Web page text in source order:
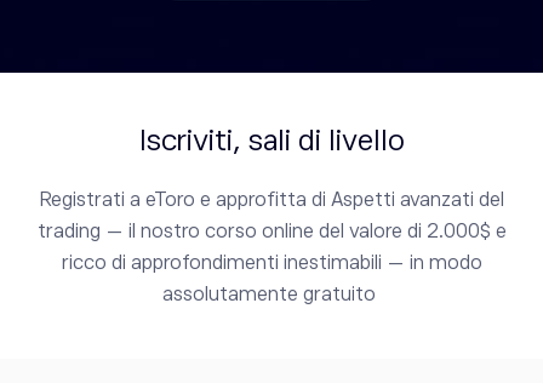
Iscriviti, sali di livello
Registrati a eToro e approfitta di Aspetti avanzati del
trading — il nostro corso online del valore di 2.000$ e
ricco di approfondimenti inestimabili — in modo
assolutamente gratuito